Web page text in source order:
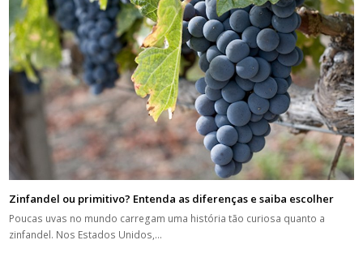
Zinfandel ou primitivo? Entenda as diferenças e saiba escolher
Poucas uvas no mundo carregam uma história tão curiosa quanto a
zinfandel. Nos Estados Unidos,…